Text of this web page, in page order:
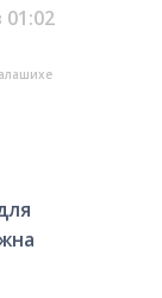
01:02